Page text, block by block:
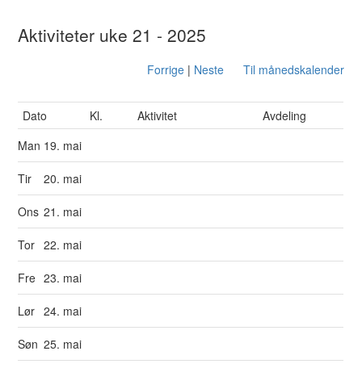
Aktiviteter uke 21 - 2025
Forrige| Neste Til månedskalender
Dato Kl. Aktivitet
Avdeling
Man 19. mai
Tir 20. mai
Ons 21. mai
Tor 22. mai
Fre 23. mai
Lør 24. mai
Søn 25. mai